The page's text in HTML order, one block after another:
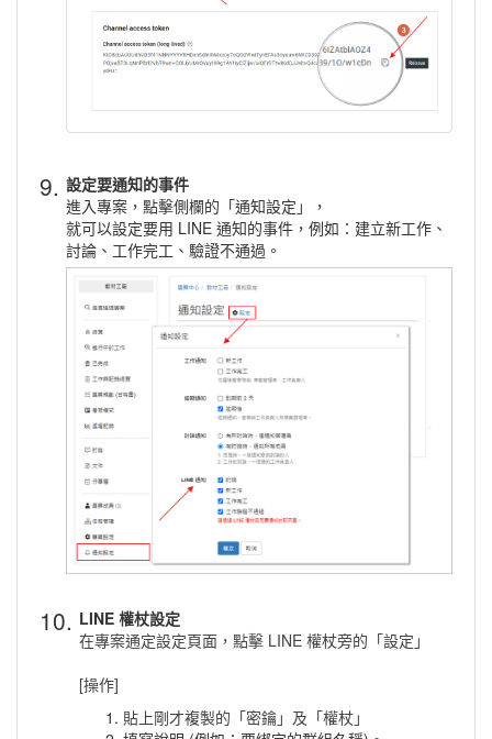
9. 設定要通知的事件
進入專案，點擊側欄的「通知設定」，
就可以設定要用 LINE 通知的事件，例如：建立新工作、
討論、工作完工、驗證不通過。
10. LINE 權杖設定
在專案通定設定頁面，點擊 LINE 權杖旁的「設定」
[操作]
貼上剛才複製的「密鑰」及「權杖」